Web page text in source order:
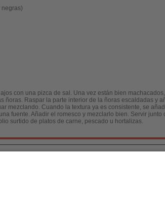
con una pizca de sal. Una vez están bien
ñoras. Raspar la parte interior de la ñoras escaldadas y
mezclando. Cuando la textura ya es consistente, se
fuente. Añadir el romesco y mezclarlo bien. Servir
surtido de platos de carne, pescado u hortalizas.